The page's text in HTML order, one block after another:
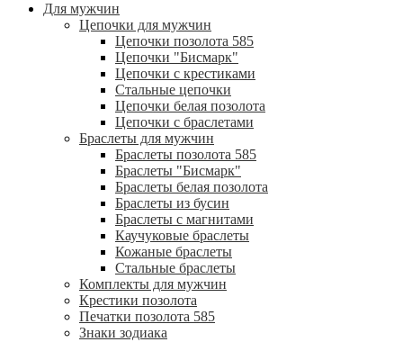
Для мужчин
Цепочки для мужчин
Цепочки позолота 585
Цепочки "Бисмарк"
Цепочки с крестиками
Стальные цепочки
Цепочки белая позолота
Цепочки с браслетами
Браслеты для мужчин
Браслеты позолота 585
Браслеты "Бисмарк"
Браслеты белая позолота
Браслеты из бусин
Браслеты с магнитами
Каучуковые браслеты
Кожаные браслеты
Стальные браслеты
Комплекты для мужчин
Крестики позолота
Печатки позолота 585
Знаки зодиака